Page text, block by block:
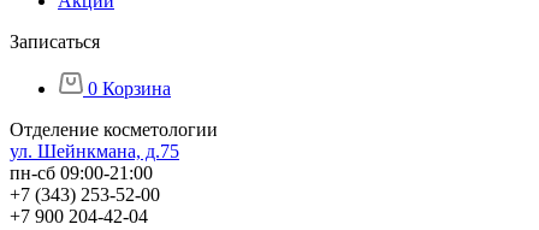
Записаться
0 Корзина
Отделение косметологии
ул. Шейнкмана, д.75
пн-сб 09:00-21:00
+7 (343) 253-52-00
+7 900 204-42-04